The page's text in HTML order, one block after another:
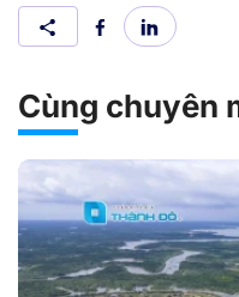
Cùng chuyên